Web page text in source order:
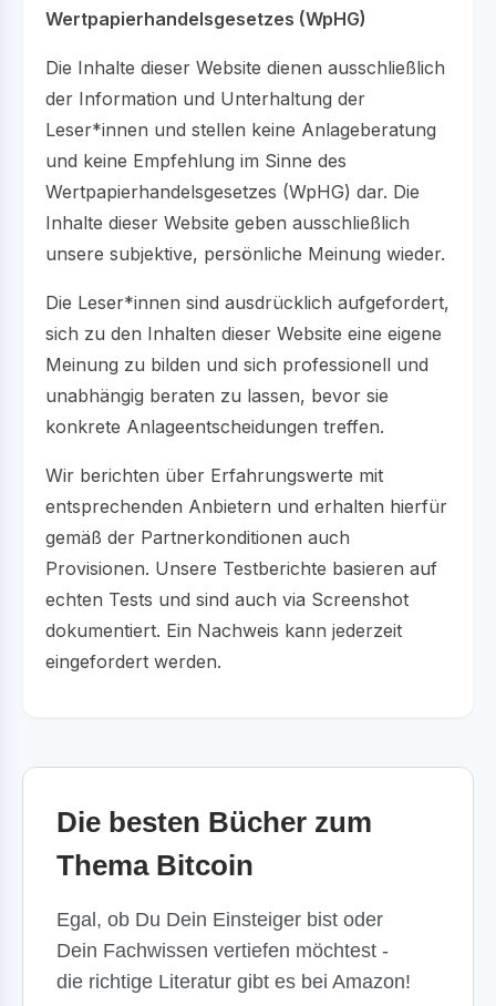
Wertpapierhandelsgesetzes (WpHG)
Die Inhalte dieser Website dienen ausschließlich
der Information und Unterhaltung der
Leser*innen und stellen keine Anlageberatung
und keine Empfehlung im Sinne des
Wertpapierhandelsgesetzes (WpHG) dar. Die
Inhalte dieser Website geben ausschließlich
unsere subjektive, persönliche Meinung wieder.
Die Leser*innen sind ausdrücklich aufgefordert,
sich zu den Inhalten dieser Website eine eigene
Meinung zu bilden und sich professionell und
unabhängig beraten zu lassen, bevor sie
konkrete Anlageentscheidungen treffen.
Wir berichten über Erfahrungswerte mit
entsprechenden Anbietern und erhalten hierfür
gemäß der Partnerkonditionen auch
Provisionen. Unsere Testberichte basieren auf
echten Tests und sind auch via Screenshot
dokumentiert. Ein Nachweis kann jederzeit
eingefordert werden.
Die besten Bücher zum
Thema Bitcoin
Egal, ob Du Dein Einsteiger bist oder
Dein Fachwissen vertiefen möchtest -
die richtige Literatur gibt es bei Amazon!